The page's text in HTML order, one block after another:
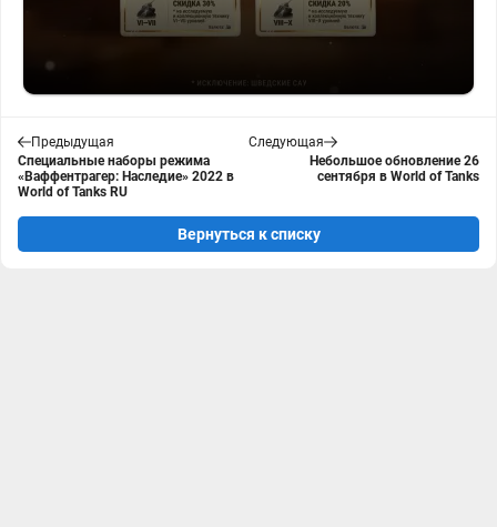
Предыдущая
Специальные наборы режима
«Ваффентрагер: Наследие» 2022 в
World of Tanks RU
Следующая
Небольшое обновление 26
сентября в World of Tanks
Вернуться к списку